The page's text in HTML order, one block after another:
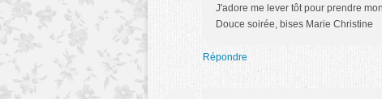
J'adore me lever tôt pour prendre
Douce soirée, bises Marie Christine
Répondre